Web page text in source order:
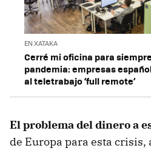
EN XATAKA
Cerré mi oficina para
pandemia: empresas
al teletrabajo ‘full remote’
El problema del dinero a
de Europa para esta